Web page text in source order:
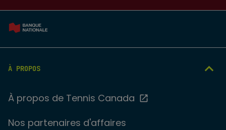
À PROPOS
À propos de Tennis Canada
Nos partenaires d'affaires